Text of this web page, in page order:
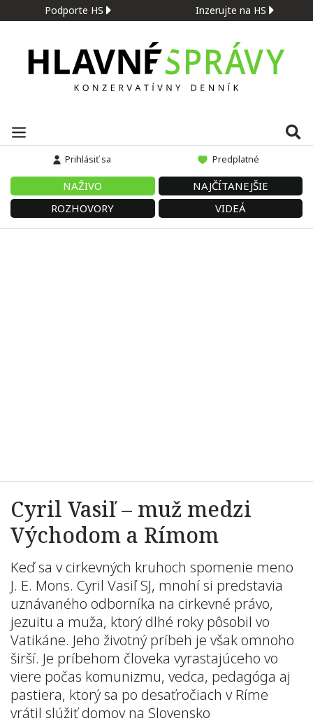
Podporte HS Inzerujte na HS
Prihlásiť sa Predplatné
NAŽIVO
NAJČÍTANEJŠIE
ROZHOVORY
VIDEÁ
Cyril Vasiľ – muž medzi
Východom a Rímom
Keď sa v cirkevných kruhoch spomenie meno
J. E. Mons. Cyril Vasiľ SJ, mnohí si predstavia
uznávaného odborníka na cirkevné právo,
jezuitu a muža, ktorý dlhé roky pôsobil vo
Vatikáne. Jeho životný príbeh je však omnoho
širší. Je príbehom človeka vyrastajúceho vo
viere počas komunizmu, vedca, pedagóga aj
pastiera, ktorý sa po desaťročiach v Ríme
vrátil slúžiť domov na Slovensko